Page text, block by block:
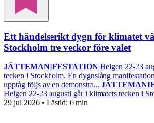
Ett händelserikt dygn för klimatet
Stockholm tre veckor före valet
JÄTTEMANIFESTATION Helgen 22-23
tecken i Stockholm. En dygnslång
upptåg följs av en demonstra...
Helgen 22-23 augusti går i klimatets tecken i
29 jul 2026 • Lästid: 6 min